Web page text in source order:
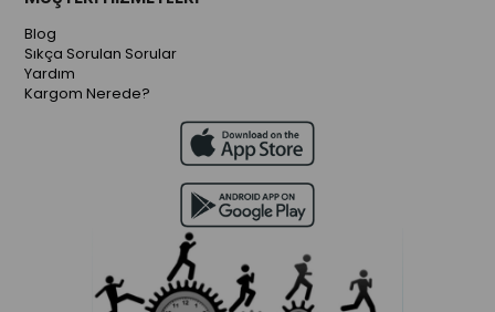
Blog
Sıkça Sorulan Sorular
Yardım
Kargom Nerede?